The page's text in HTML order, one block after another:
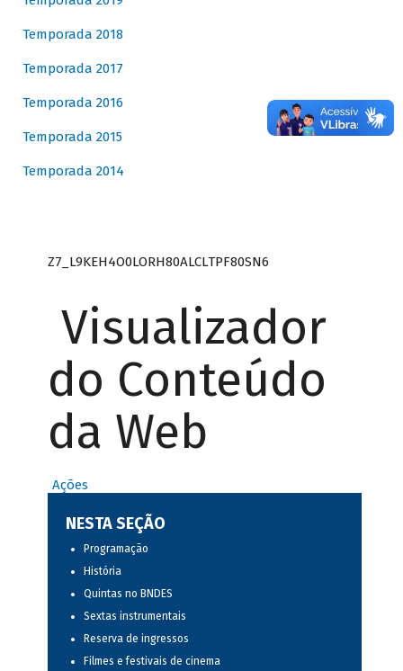
Temporada 2018
Temporada 2017
Temporada 2016
Temporada 2015
Temporada 2014
Z7_L9KEH4O0LORH80ALCLTPF80SN6
Visualizador
do Conteúdo
da Web
Ações
NESTA SEÇÃO
Programação
História
Quintas no BNDES
Sextas instrumentais
Reserva de ingressos
Filmes e festivais de cinema